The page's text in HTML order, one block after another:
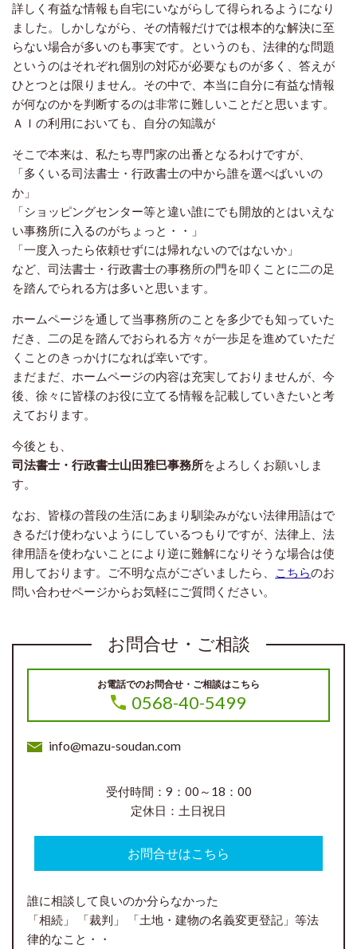
詳しく有益な情報も自宅にいながらして得られるようになり
ました。しかしながら、その情報だけでは根本的な解決に至
らない場合が多いのも事実です。というのも、法律的な問題
というのはそれぞれ個別の対応が必要なものが多く、答えが
ひとつとは限りません。その中で、本当に自分に有益な情報
が何なのかを判断するのは非常に難しいことだと思います。
ＡＩの利用においても、自分の知識が
そこで本来は、私たち専門家の出番となるわけですが、
「多くいる司法書士・行政書士の中から誰を選べばいいの
か」
「ショッピングセンター等と違い誰にでも開放的とはいえな
い事務所に入るのがちょっと・・」
「一度入ったら依頼せずには帰れないのではないか」
など、司法書士・行政書士の事務所の門を叩くことに二の足
を踏んでられる方は多いと思います。
ホームページを通して当事務所のことを多少でも知っていた
だき、二の足を踏んでおられる方々が一歩足を進めていただ
くことのきっかけになれば幸いです。
まだまだ、ホームページの内容は充実しておりませんが、今
後、徐々に皆様のお役に立てる情報を記載していきたいと考
えております。
今後とも、
司法書士・行政書士山田雅巳事務所をよろしくお願いしま
す。
なお、皆様の普段の生活にあまり馴染みがない法律用語はで
きるだけ使わないようにしているつもりですが、法律上、法
律用語を使わないことにより逆に難解になりそうな場合は使
用しております。ご不明な点がございましたら、
こちらのお
問い合わせページからお気軽にご質問ください。
お問合せ・ご相談
お電話でのお問合せ・ご相談はこちら
0568-40-5499
info@mazu-soudan.com
受付時間：9：00～18：00
定休日：土日祝日
お問合せはこちら
誰に相談して良いのか分らなかった
「相続」 「裁判」 「土地・建物の名義変更登記」等法
律的なこと・・